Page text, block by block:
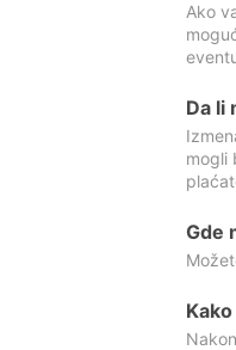
Ako
Da li
mogli
Gde